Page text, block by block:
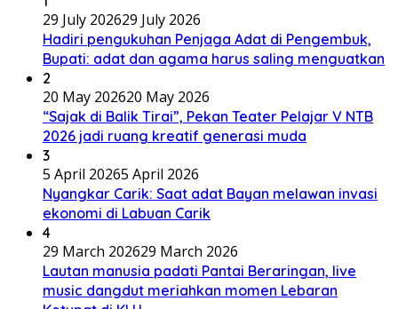
29 July 202629 July 2026
Hadiri pengukuhan Penjaga Adat di Pengembuk,
Bupati: adat dan agama harus saling menguatkan
2
20 May 202620 May 2026
“Sajak di Balik Tirai”, Pekan Teater Pelajar V NTB
2026 jadi ruang kreatif generasi muda
3
5 April 20265 April 2026
Nyangkar Carik: Saat adat Bayan melawan invasi
ekonomi di Labuan Carik
4
29 March 202629 March 2026
Lautan manusia padati Pantai Beraringan, live
music dangdut meriahkan momen Lebaran